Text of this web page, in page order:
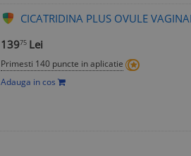
CICATRIDINA PLUS OVULE
13975 Lei
Primesti 140 puncte in aplicatie
Adauga in cos